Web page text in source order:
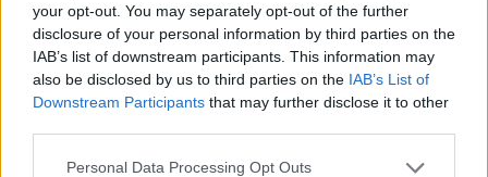
your opt-out. You may separately opt-out of the further
disclosure of your personal information by third parties on the
IAB’s list of downstream participants. This information may
also be disclosed by us to third parties on the IAB’s List of
Downstream Participants that may further disclose it to other
Please note that this website/app uses one or more Google
Personal Data Processing Opt Outs
A Fejér megyei település nemcsak egy elöregedett, stratégiai
jelentőségű ivóvíz-fővezetéket cserél le.
Vízgazdálkodás